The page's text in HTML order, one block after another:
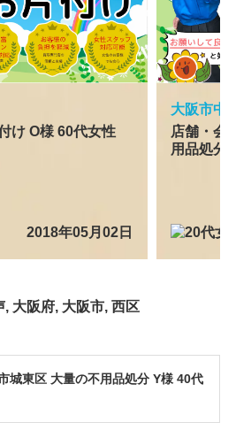
け O様 60代女性
2018年05月02日
大阪市中
店舗・会
用品処分
, 大阪府, 大阪市, 西区
城東区 大量の不用品処分 Y様 40代